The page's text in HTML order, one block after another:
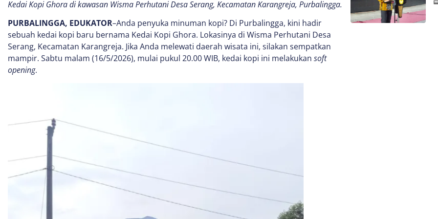
Kedai Kopi Ghora di kawasan Wisma Perhutani Desa Serang, Kecamatan Karangreja, Purbalingga.
PURBALINGGA, EDUKATOR–Anda penyuka minuman kopi? Di Purbalingga, kini hadir
sebuah kedai kopi baru bernama Kedai Kopi Ghora. Lokasinya di Wisma Perhutani Desa
Serang, Kecamatan Karangreja. Jika Anda melewati daerah wisata ini, silakan sempatkan
mampir. Sabtu malam (16/5/2026), mulai pukul 20.00 WIB, kedai kopi ini melakukan soft
opening.